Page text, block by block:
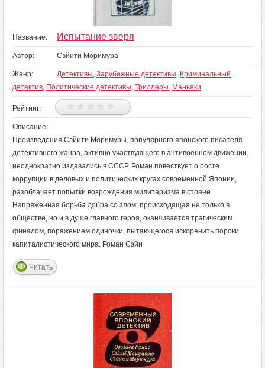
Название: Испытание зверя
Автор: Сэйити Моримура
Жанр: Детективы, Зарубежные детективы, Криминальный
детектив, Политические детективы, Триллеры, Маньяки
Рейтинг:
Описание:
Произведения Сэйити Моримуры, популярного японского писателя
детективного жанра, активно участвующего в антивоенном движении,
неоднократно издавались в СССР. Роман повествует о росте
коррупции в деловых и политических кругах современной Японии,
разоблачает попытки возрождения милитаризма в стране.
Напряженная борьба добра со злом, происходящая не только в
обществе, но и в душе главного героя, оканчивается трагическим
финалом, поражением одиночки, пытающегося искоренить пороки
капиталистического мира. Роман Сэйи
Читать